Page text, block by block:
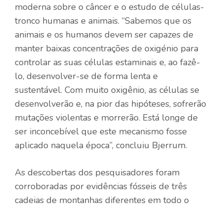
moderna sobre o câncer e o estudo de células-
tronco humanas e animais. “Sabemos que os
animais e os humanos devem ser capazes de
manter baixas concentrações de oxigénio para
controlar as suas células estaminais e, ao fazê-
lo, desenvolver-se de forma lenta e
sustentável. Com muito oxigênio, as células se
desenvolverão e, na pior das hipóteses, sofrerão
mutações violentas e morrerão. Está longe de
ser inconcebível que este mecanismo fosse
aplicado naquela época”, concluiu Bjerrum.
As descobertas dos pesquisadores foram
corroboradas por evidências fósseis de três
cadeias de montanhas diferentes em todo o